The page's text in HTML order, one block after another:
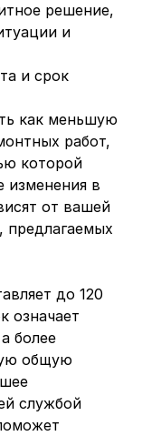
решение,
и
и срок
как меньшую
работ,
которой
изменения в
от вашей
предлагаемых
до 120
означает
более
общую
службой